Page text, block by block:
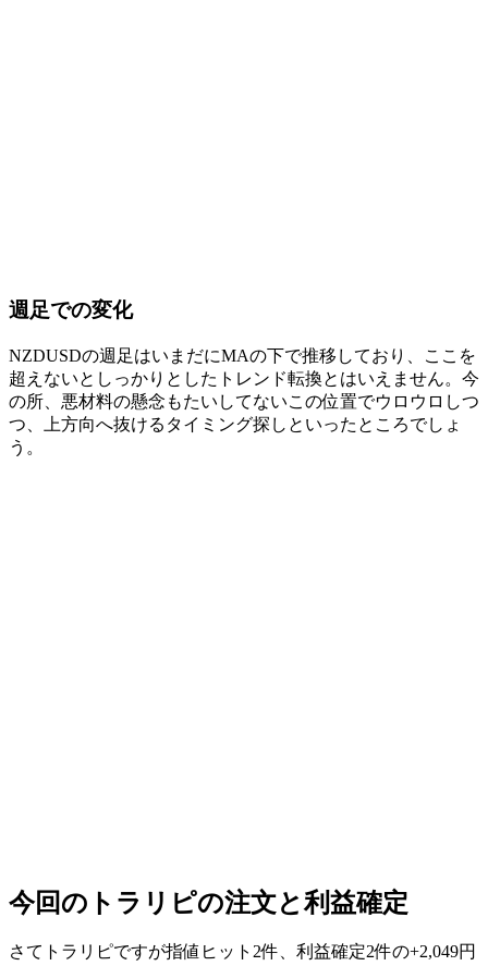
週足での変化
NZDUSDの週足はいまだにMAの下で推移しており、ここを
超えないとしっかりとしたトレンド転換とはいえません。今
の所、悪材料の懸念もたいしてないこの位置でウロウロしつ
つ、上方向へ抜けるタイミング探しといったところでしょ
う。
今回のトラリピの注文と利益確定
さてトラリピですが指値ヒット2件、 利益確定2件の+2,049円